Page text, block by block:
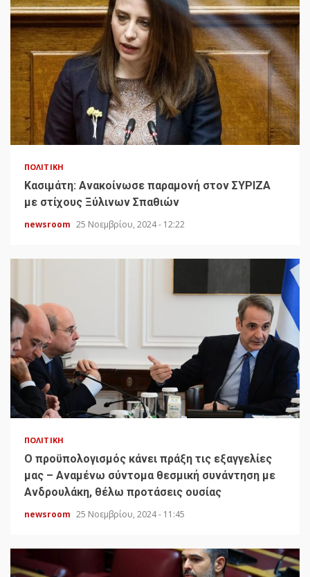
ΠΟΛΙΤΙΚΉ
Κασιμάτη: Ανακοίνωσε παραμονή στον ΣΥΡΙΖΑ
με στίχους Ξύλινων Σπαθιών
newsroom 25 Νοεμβρίου, 2024 - 12:22
ΠΟΛΙΤΙΚΉ
Ο προϋπολογισμός κάνει πράξη τις εξαγγελίες
μας – Αναμένω σύντομα θεσμική συνάντηση με
Ανδρουλάκη, θέλω προτάσεις ουσίας
newsroom 25 Νοεμβρίου, 2024 - 11:45